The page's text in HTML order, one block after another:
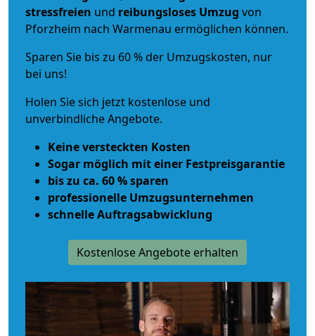
stressfreien und reibungsloses Umzug von
Pforzheim nach Warmenau ermöglichen können.
Sparen Sie bis zu 60 % der Umzugskosten, nur
bei uns!
Holen Sie sich jetzt kostenlose und
unverbindliche Angebote.
Keine versteckten Kosten
Sogar möglich mit einer Festpreisgarantie
bis zu ca. 60 % sparen
professionelle Umzugsunternehmen
schnelle Auftragsabwicklung
Kostenlose Angebote erhalten